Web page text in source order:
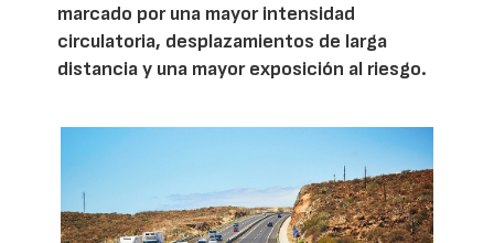
marcado por una mayor intensidad
circulatoria, desplazamientos de larga
distancia y una mayor exposición al riesgo.